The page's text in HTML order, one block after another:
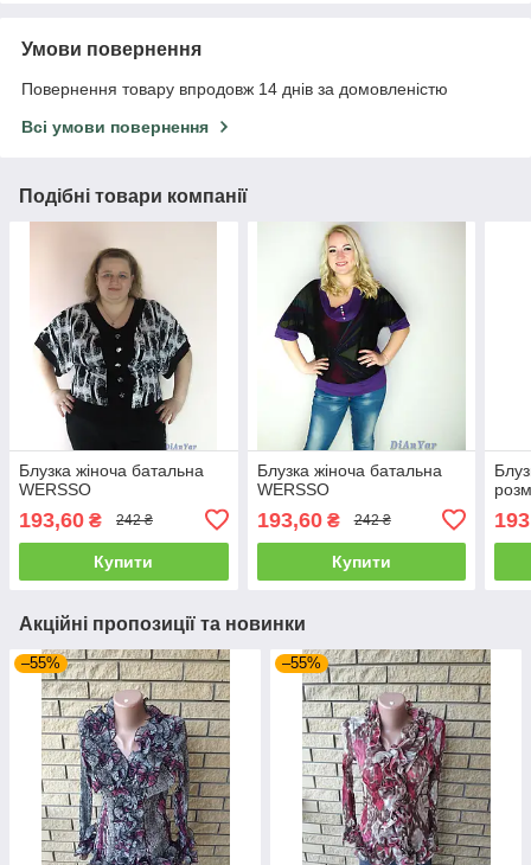
Умови повернення
Повернення товару впродовж 14 днів за домовленістю
Всі умови повернення
Подібні товари компанії
Блузка жіноча батальна
WERSSO
193,60 ₴ 242 ₴
Купити
Блузка жіноча батальна
WERSSO
193,60₴ 242 ₴
Купити
Акційні пропозиції та новинки
–55% –55%